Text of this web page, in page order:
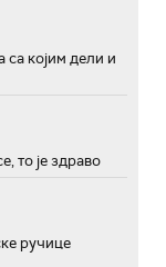
са којим дели и
то је здраво
ручице